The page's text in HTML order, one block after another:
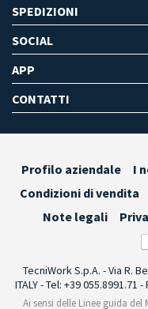
SPEDIZIONI
SOCIAL
APP
CONTATTI
Profilo aziendale I
Condizioni di vendita
Note legali
TecniWork S.p.A. - Via R.
ITALY - Tel: +39 055.8991.71
Ai sensi delle Linee guida